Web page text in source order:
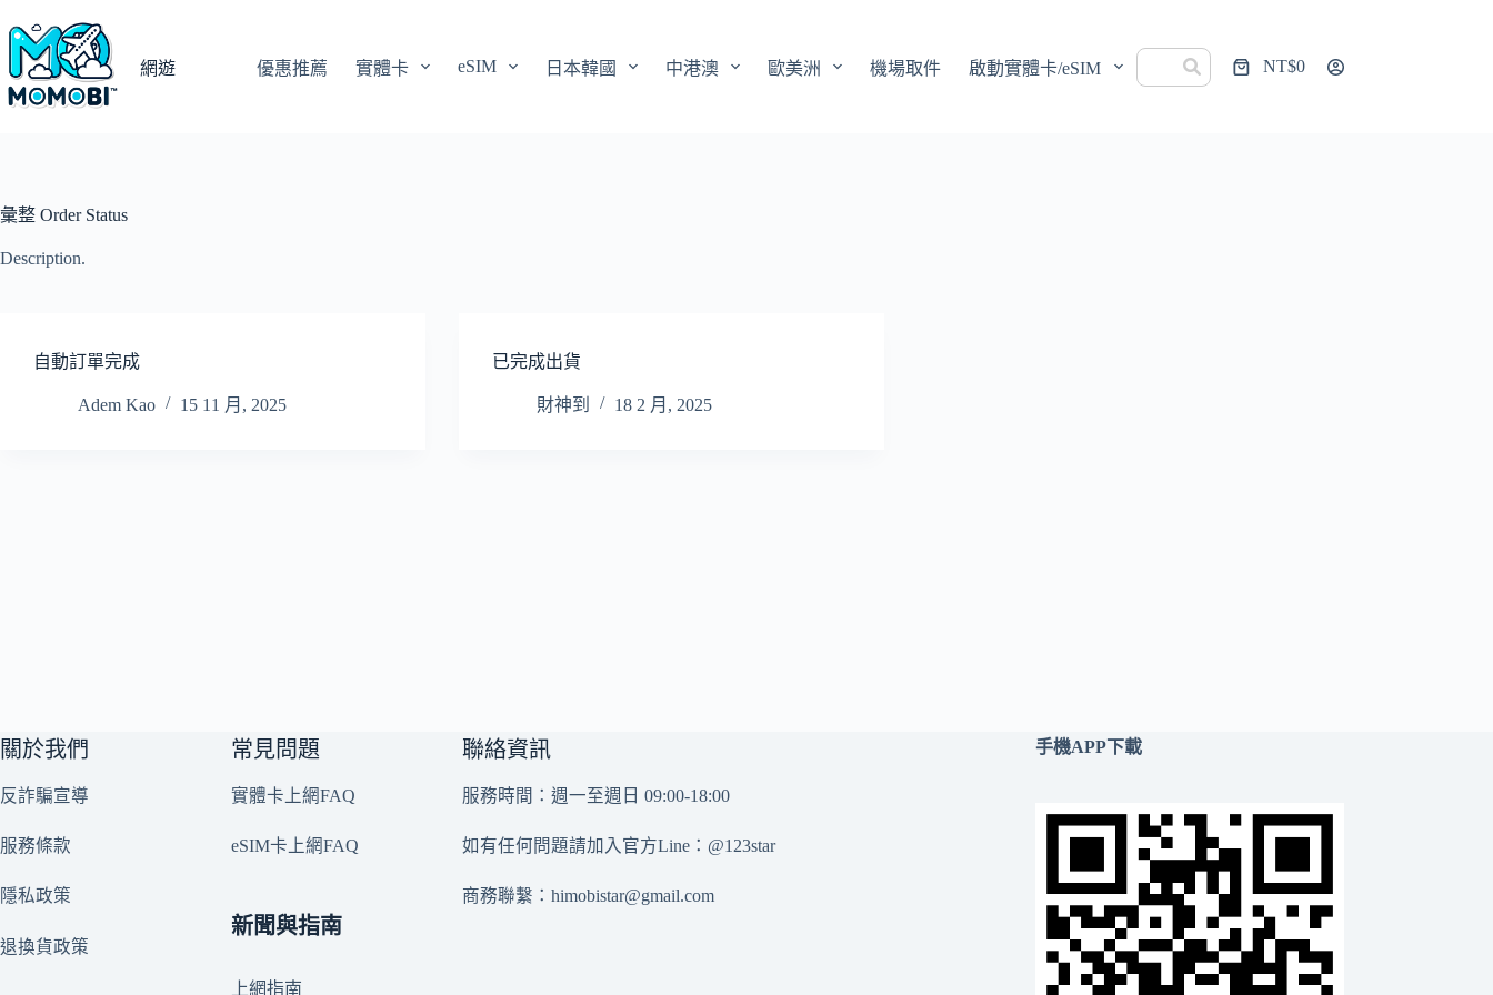
至
要
網遊 優惠推薦 實體卡 eSIM 日本韓國 中港澳 歐美洲 機場取件 啟動實體卡/eSIM
購
NT$0
彙整 Order Status
Description.
自動訂單完成
Adem Kao 15 11 月, 2025
已完成出貨
財神到 18 2 月, 2025
關於我們
反詐騙宣導
服務條款
隱私政策
退換貨政策
常見問題
實體卡上網FAQ
eSIM卡上網FAQ
新聞與指南
上網指南
聯絡資訊
服務時間：週一至週日 09:00-18:00
如有任何問題請加入官方Line： @123star
商務聯繫：himobistar@gmail.com
手機APP下載